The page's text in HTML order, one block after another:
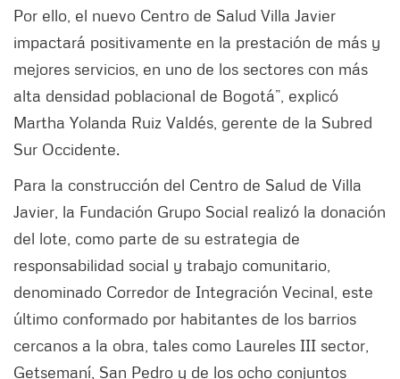
Por ello, el nuevo Centro de Salud Villa Javier
impactará positivamente en la prestación de más y
mejores servicios, en uno de los sectores con más
alta densidad poblacional de Bogotá”, explicó
Martha Yolanda Ruiz Valdés, gerente de la Subred
Sur Occidente.
Para la construcción del Centro de Salud de Villa
Javier, la Fundación Grupo Social realizó la donación
del lote, como parte de su estrategia de
responsabilidad social y trabajo comunitario,
denominado Corredor de Integración Vecinal, este
último conformado por habitantes de los barrios
cercanos a la obra, tales como Laureles III sector,
Getsemaní, San Pedro y de los ocho conjuntos